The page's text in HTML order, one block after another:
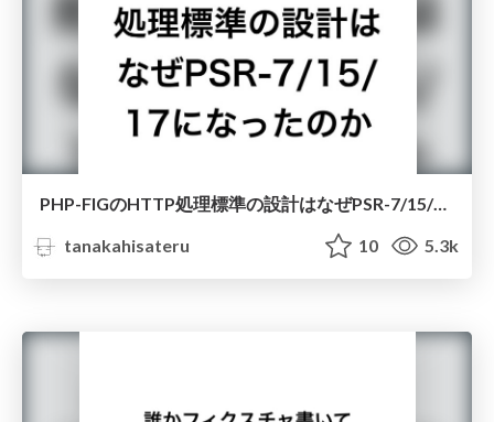
PHP-FIGのHTTP処理標準の設計はなぜPSR-7/15/17になったのか
tanakahisateru
10 5.3k